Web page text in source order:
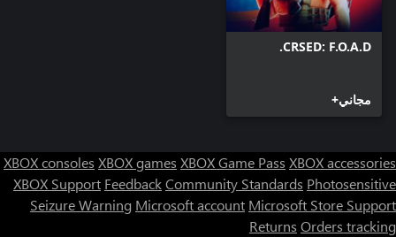
CRSED: F.O.A.D.
مجاني+
XBOX consoles XBOX games XBOX Game Pass XBOX accessories
XBOX Support FeedbackCommunity Standards Photosensitive
Seizure Warning Microsoft account Microsoft Store Support
Returns Orders tracking